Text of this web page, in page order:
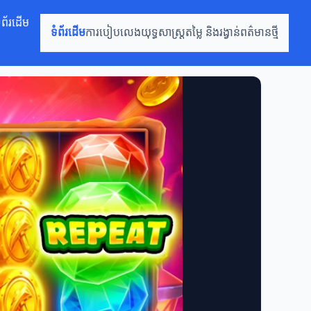
រដើម
ទំព័រដើមការបៀបលេងយុទ្ធសាស្ត្រតម្លៃ និងរង្វាន់ពត៌មានថ្មី